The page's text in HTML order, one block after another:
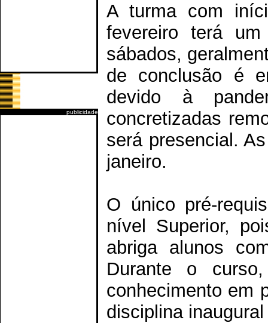
publicidade
A turma com
fevereiro terá
sábados,
de conclusão é
devido à
concretizadas
será presencial.
janeiro.
O único pré-
nível Superior,
abriga alunos
Durante o
conhecimento em
disciplina